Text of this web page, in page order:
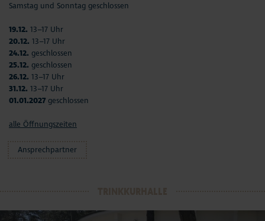
Samstag und Sonntag geschlossen
19.12. 13–17 Uhr
20.12. 13–17 Uhr
24.12. geschlossen
25.12. geschlossen
26.12. 13–17 Uhr
31.12. 13–17 Uhr
01.01.2027 geschlossen
alle Öffnungszeiten
Ansprechpartner